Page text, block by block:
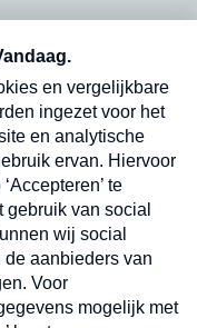
in
Verzend